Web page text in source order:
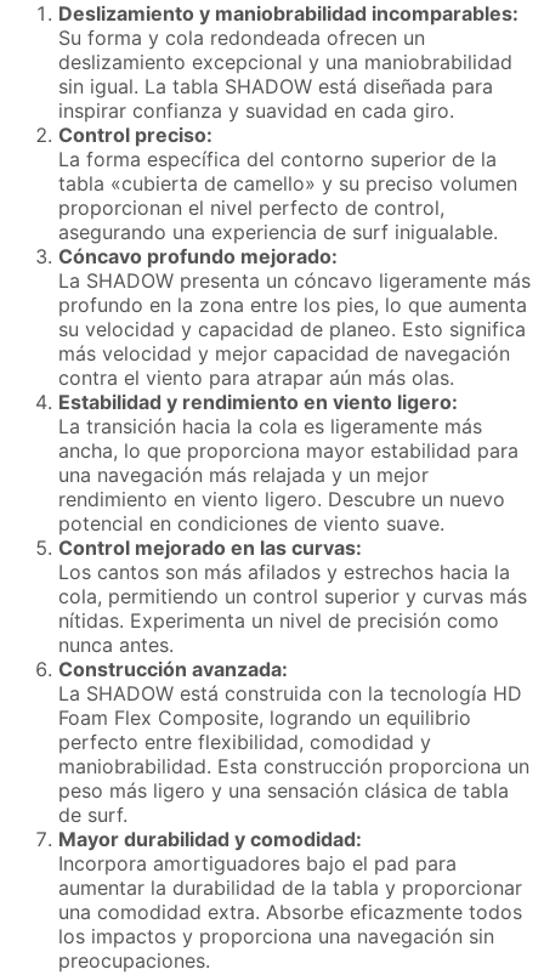
Deslizamiento y maniobrabilidad incomparables:
Su forma y cola redondeada ofrecen un
deslizamiento excepcional y una maniobrabilidad
sin igual. La tabla SHADOW está diseñada para
inspirar confianza y suavidad en cada giro.
Control preciso:
La forma específica del contorno superior de la
tabla «cubierta de camello» y su preciso volumen
proporcionan el nivel perfecto de control,
asegurando una experiencia de surf inigualable.
Cóncavo profundo mejorado:
La SHADOW presenta un cóncavo ligeramente más
profundo en la zona entre los pies, lo que aumenta
su velocidad y capacidad de planeo. Esto significa
más velocidad y mejor capacidad de navegación
contra el viento para atrapar aún más olas.
Estabilidad y rendimiento en viento ligero:
La transición hacia la cola es ligeramente más
ancha, lo que proporciona mayor estabilidad para
una navegación más relajada y un mejor
rendimiento en viento ligero. Descubre un nuevo
potencial en condiciones de viento suave.
Control mejorado en las curvas:
Los cantos son más afilados y estrechos hacia la
cola, permitiendo un control superior y curvas más
nítidas. Experimenta un nivel de precisión como
nunca antes.
Construcción avanzada:
La SHADOW está construida con la tecnología HD
Foam Flex Composite, logrando un equilibrio
perfecto entre flexibilidad, comodidad y
maniobrabilidad. Esta construcción proporciona un
peso más ligero y una sensación clásica de tabla
de surf.
Mayor durabilidad y comodidad:
Incorpora amortiguadores bajo el pad para
aumentar la durabilidad de la tabla y proporcionar
una comodidad extra. Absorbe eficazmente todos
los impactos y proporciona una navegación sin
preocupaciones.